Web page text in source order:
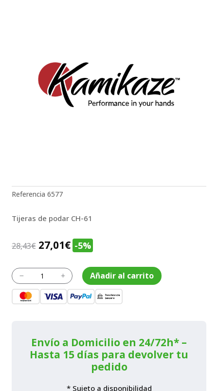
Referencia 6577
Tijeras de podar CH-61
28,43€ El
original
era:
28,43€.
27,01€El
actual
es:
27,01€.
-5%
K
Tijeras
de
podar
CH-
L Añadir al carrito
Envío a Domicilio en 24/72h* –
Hasta 15 días para devolver tu
pedido
* Sujeto a disponibilidad